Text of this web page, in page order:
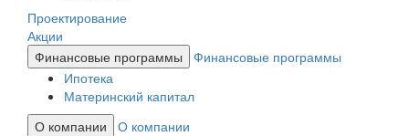
Проектирование
Акции
Финансовые программы
Финансовые программы
Ипотека
Материнский капитал
О компании
О компании